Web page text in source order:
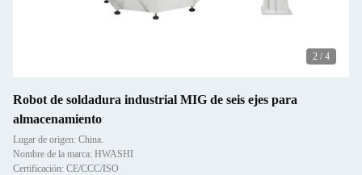
2 / 4
Robot de soldadura industrial MIG de seis ejes para
almacenamiento
Lugar de origen: China.
Nombre de la marca: HWASHI
Certificación: CE/CCC/ISO